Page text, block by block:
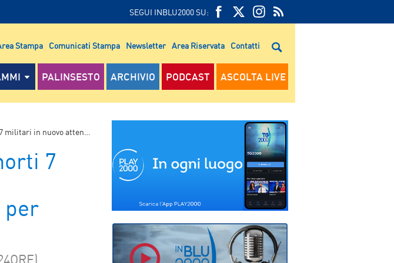
SEGUI INBLU2000 SU:
FEED
RSS
RSS
Stampa Comunicati Stampa Newsletter Area Riservata Contatti
PALINSESTO ARCHIVIO PODCAST ASCOLTA LIVE
kamikaze siriano per strage Ankara
7
per